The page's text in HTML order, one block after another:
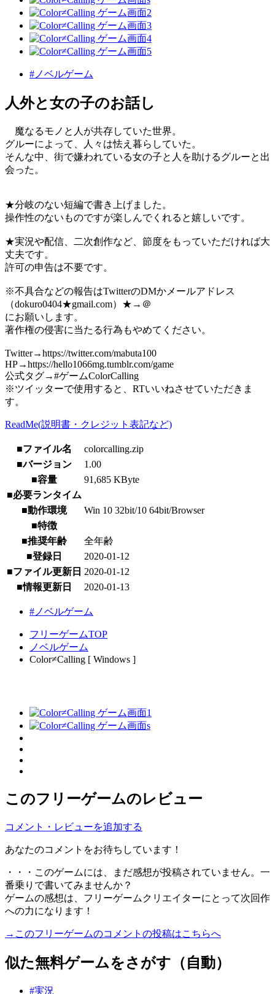
#ノベルゲーム
人外と女の子のお話し
魔なるモノと人が共存していた世界。
グルーによって、人々は怯え暮らしていた。
そんな中、街で嫌われている女の子と人を助けるグルーと出
会った。
★分岐のない短編で書き上げました。
操作性のないものですが楽しんでくれると嬉しいです。
★実況や配信、二次創作など、節度をもっていただければ大
丈夫です。
許可の申告は不要です。
※不具合などの報告はTwitterのDMかメールアドレス
（dokuro0404★gmail.com）★→＠
にお願いします。
著作権の侵害に当たる行為もやめてください。
Twitter→https://twitter.com/mabuta100
HP→https://hello1066mg.tumblr.com/game
公式タグ→#ゲームColorCalling
※ツイッターで使用すると、RTいいねさせていただきま
す。
ReadMe(説明書・クレジット表記など)
■ファイル名
colorcalling.zip
■バージョン
1.00
■容量
91,685 KByte
■必要ランタイム
■動作環境
Win 10 32bit/10 64bit/Browser
■特徴
■推奨年齢
全年齢
■登録日
2020-01-12
■ファイル更新日 2020-01-12
■情報更新日
2020-01-13
#ノベルゲーム
フリーゲームTOP
ノベルゲーム
Color≠Calling [ Windows ]
このフリーゲームのレビュー
コメント・レビューを追加する
あなたのコメントをお待ちしています！
・・・このゲームには、まだ感想が投稿されていません。一
番乗りで書いてみませんか？
ゲームの感想は、フリーゲームクリエイターにとって次回作
への力になります！
→このフリーゲームのコメントの投稿はこちらへ
似た無料ゲームをさがす（自動）
#実況